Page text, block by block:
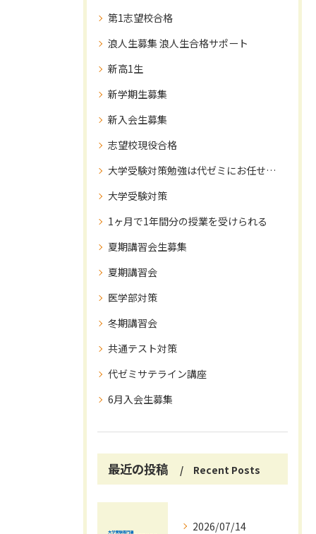
第1志望校合格
浪人生募集 浪人生合格サポート
新高1生
新学期生募集
新入会生募集
志望校現役合格
大学受験対策勉強は代ゼミにお任せ下さい！
大学受験対策
1ヶ月で1年間分の授業を受けられる
夏期講習会生募集
夏期講習会
医学部対策
冬期講習会
共通テスト対策
代ゼミサテライン講座
6月入会生募集
最近の投稿 Recent Posts
2026/07/14